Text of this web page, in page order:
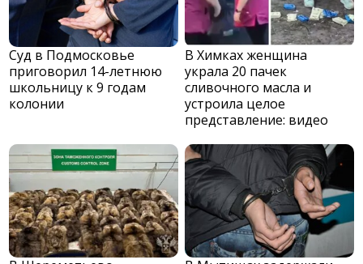
Суд в Подмосковье
приговорил 14-летнюю
школьницу к 9 годам
колонии
В Химках женщина
украла 20 пачек
сливочного масла и
устроила целое
представление: видео